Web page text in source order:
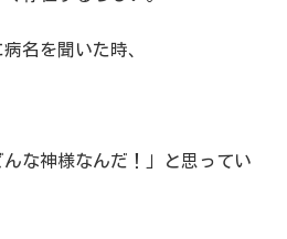
名を聞いた時、
な神様なんだ！」と思ってい